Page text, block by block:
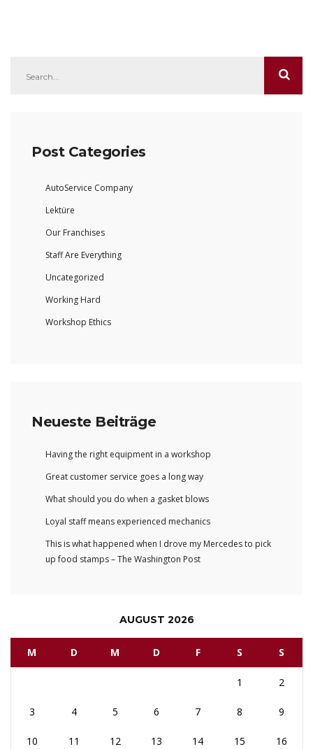
Post Categories
AutoService Company
Lektüre
Our Franchises
Staff Are Everything
Uncategorized
Working Hard
Workshop Ethics
Neueste Beiträge
Having the right equipment in a workshop
Great customer service goes a long way
What should you do when a gasket blows
Loyal staff means experienced mechanics
This is what happened when I drove my Mercedes to pick
up food stamps – The Washington Post
AUGUST 2026
M D M D F S S
1 2
3 4 5 6 7 8 9
10 11 12 13 14 15 16